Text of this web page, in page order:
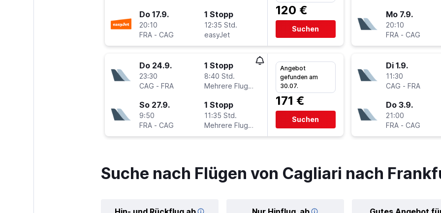
Do 17.9.
20:10
FRA- CAG
1 Stopp
12:35 Std.
easyJet
120 €
Suchen
Do 24.9.
23:30
CAG - FRA
1 Stopp
8:40 Std.
Mehrere Fluglinien
So 27.9.
9:50
FRA- CAG
1 Stopp
11:35 Std.
Mehrere Fluglinien
Angebot
gefunden am
30.07.
171 €
Suchen
Mo 7.9.
20:10
FRA- CAG
Di 1.9.
11:30
CAG - FRA
Do 3.9.
21:00
FRA- CAG
Suche nach Flügen von Cagliari nach